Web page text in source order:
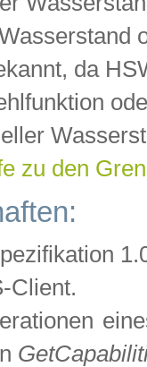
da
zu den
Client.